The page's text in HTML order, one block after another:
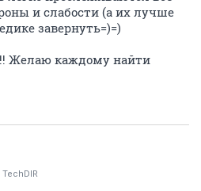
не ответит.
кто вас нанимает ибо